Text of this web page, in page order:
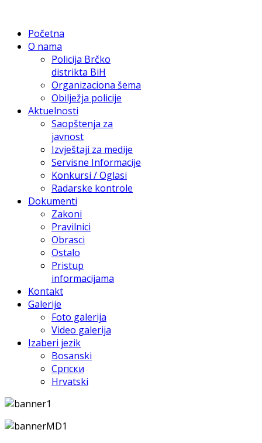
Početna
O nama
Policija Brčko
distrikta BiH
Organizaciona šema
Obilježja policije
Aktuelnosti
Saopštenja za
javnost
Izvještaji za medije
Servisne Informacije
Konkursi / Oglasi
Radarske kontrole
Dokumenti
Zakoni
Pravilnici
Obrasci
Ostalo
Pristup
informacijama
Kontakt
Galerije
Foto galerija
Video galerija
Izaberi jezik
Bosanski
Српски
Hrvatski